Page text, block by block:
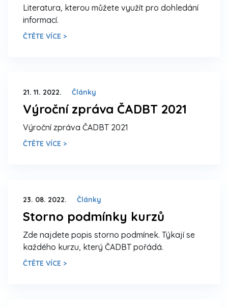
Literatura, kterou můžete využít pro dohledání
informací.
ČTĚTE VÍCE >
21. 11. 2022. Články
Výroční zpráva ČADBT 2021
Výroční zpráva ČADBT 2021
ČTĚTE VÍCE >
23. 08. 2022. Články
Storno podmínky kurzů
Zde najdete popis storno podmínek. Týkají se
každého kurzu, který ČADBT pořádá.
ČTĚTE VÍCE >